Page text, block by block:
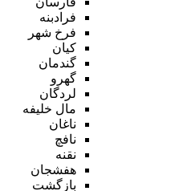
فرادبنه
فرخ شهر
کیان
گندمان
گهرو
لردگان
مال خلیفه
ناغان
نافچ
نقنه
هفشجان
بازگشت